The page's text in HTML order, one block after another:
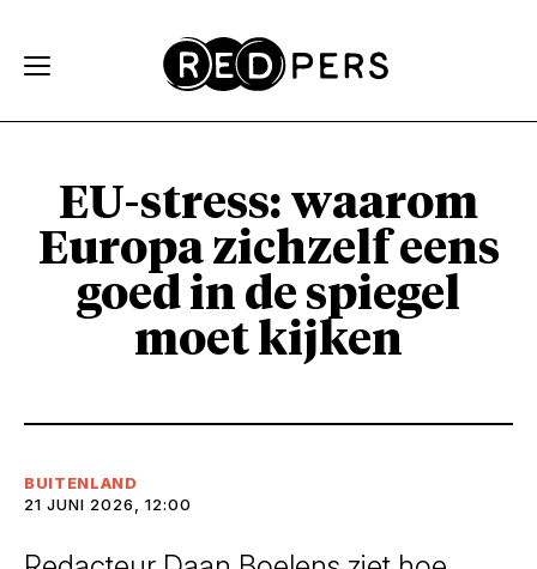
EU-stress: waarom
Europa zichzelf eens
goed in de spiegel
moet kijken
BUITENLAND
21 JUNI 2026, 12:00